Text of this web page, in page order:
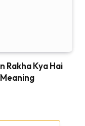
Rakha Kya Hai